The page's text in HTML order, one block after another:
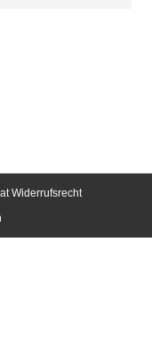
Widerrufsrecht